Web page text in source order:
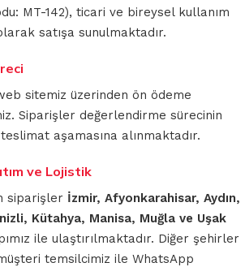
MT-142), ticari ve bireysel kullanım
satışa sunulmaktadır.
sitemiz üzerinden ön ödeme
Siparişler değerlendirme sürecinin
aşamasına alınmaktadır.
ve Lojistik
siparişler İzmir, Afyonkarahisar, Aydın,
Kütahya, Manisa, Muğla ve Uşak
ile ulaştırılmaktadır. Diğer şehirler
temsilcimiz ile WhatsApp